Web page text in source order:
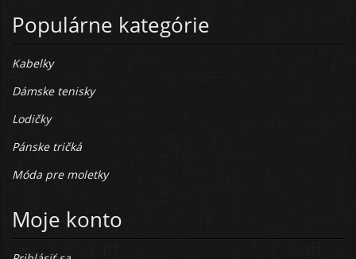
Populárne kategórie
Kabelky
Dámske tenisky
Lodičky
Pánske tričká
Móda pre moletky
Moje konto